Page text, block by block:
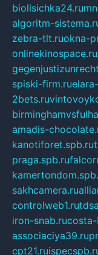
biolisichka24.ru
algoritm-
zebra-tlt.ruokna-
onlinekinospace.ru
spiski-firm.ru
2bets.ru
amadis-
kanotiforet.spb.ru
praga.spb.ru
sakhcamera.ru
controlweb1.ru
iron-snab.rucosta-
associaciya39.ru
cpt21.ru